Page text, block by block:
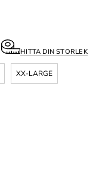
HITTA DIN STORLEK
XX-LARGE